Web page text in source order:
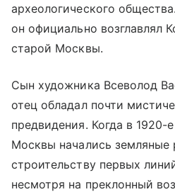
археологического
он официально возглавлял
старой Москвы.
Сын художника Всеволод
отец обладал почти
предвидения. Когда в 1920-
Москвы начались земляные
строительству первых
несмотря на преклонный